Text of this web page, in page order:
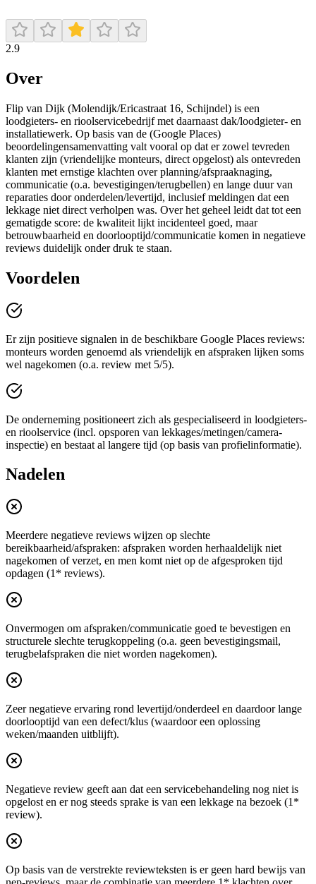
2.9
Over
Flip van Dijk (Molendijk/Ericastraat 16, Schijndel) is een
loodgieters- en rioolservicebedrijf met daarnaast dak/loodgieter- en
installatiewerk. Op basis van de (Google Places)
beoordelingensamenvatting valt vooral op dat er zowel tevreden
klanten zijn (vriendelijke monteurs, direct opgelost) als ontevreden
klanten met ernstige klachten over planning/afspraaknaging,
communicatie (o.a. bevestigingen/terugbellen) en lange duur van
reparaties door onderdelen/levertijd, inclusief meldingen dat een
lekkage niet direct verholpen was. Over het geheel leidt dat tot een
gematigde score: de kwaliteit lijkt incidenteel goed, maar
betrouwbaarheid en doorlooptijd/communicatie komen in negatieve
reviews duidelijk onder druk te staan.
Voordelen
Er zijn positieve signalen in de beschikbare Google Places reviews:
monteurs worden genoemd als vriendelijk en afspraken lijken soms
wel nagekomen (o.a. review met 5/5).
De onderneming positioneert zich als gespecialiseerd in loodgieters-
en rioolservice (incl. opsporen van lekkages/metingen/camera-
inspectie) en bestaat al langere tijd (op basis van profielinformatie).
Nadelen
Meerdere negatieve reviews wijzen op slechte
bereikbaarheid/afspraken: afspraken worden herhaaldelijk niet
nagekomen of verzet, en men komt niet op de afgesproken tijd
opdagen (1* reviews).
Onvermogen om afspraken/communicatie goed te bevestigen en
structurele slechte terugkoppeling (o.a. geen bevestigingsmail,
terugbelafspraken die niet worden nagekomen).
Zeer negatieve ervaring rond levertijd/onderdeel en daardoor lange
doorlooptijd van een defect/klus (waardoor een oplossing
weken/maanden uitblijft).
Negatieve review geeft aan dat een servicebehandeling nog niet is
opgelost en er nog steeds sprake is van een lekkage na bezoek (1*
review).
Op basis van de verstrekte reviewteksten is er geen hard bewijs van